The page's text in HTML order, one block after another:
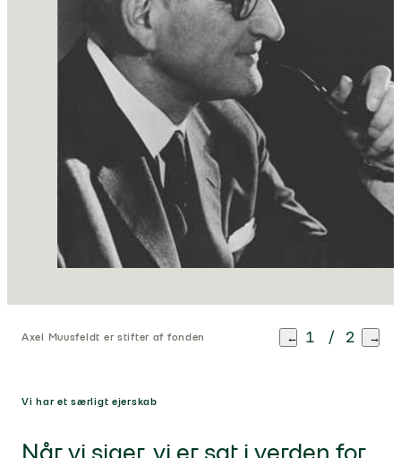
Axel Muusfeldt er stifter af fonden ← 1 / 2 →
Vi har et særligt ejerskab